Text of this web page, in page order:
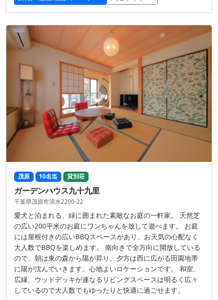
茂原 10名迄 貸別荘
ガーデンハウス九十九里
千葉県茂原市清水2200-22
愛犬と泊まれる、緑に囲まれた素敵なお庭の一軒家。 天然芝
の広い200平米のお庭にワンちゃんを放して遊べます。 お庭
には屋根付きの広いBBQスペースがあり、お天気の心配なく
大人数でBBQを楽しめます。 南向きで全方向に開放している
ので、朝は東の森から陽が昇り、夕方は西に広がる田園地帯
に陽が沈んでいきます。心地よいロケーションです。 和室、
広縁、ウッドデッキが連なるリビングスペースは明るく広々
しているので大人数でもゆったりと快適に過ごせます。